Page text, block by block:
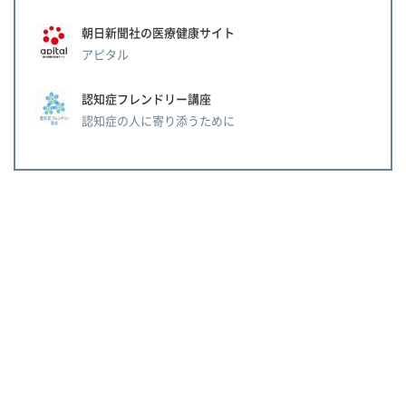
朝日新聞社の医療健康サイト
アピタル
認知症フレンドリー講座
認知症の人に寄り添うために